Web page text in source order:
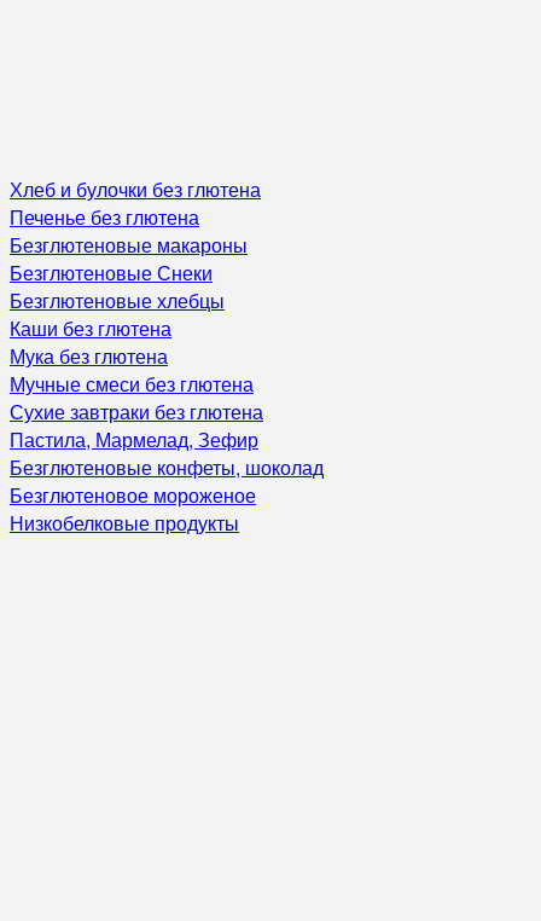
Хлеб и булочки без глютена
Печенье без глютена
Безглютеновые макароны
Безглютеновые Снеки
Безглютеновые хлебцы
Каши без глютена
Мука без глютена
Мучные смеси без глютена
Сухие завтраки без глютена
Пастила, Мармелад, Зефир
Безглютеновые конфеты, шоколад
Безглютеновое мороженое
Низкобелковые продукты